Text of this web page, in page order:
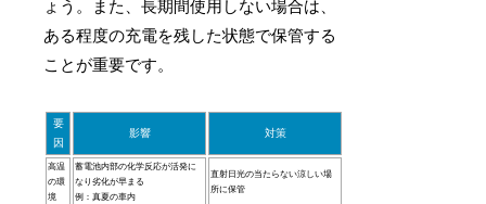
ょう。また、長期間使用しない場合は、
ある程度の充電を残した状態で保管する
ことが重要です。
要
因
影響 対策
高温
の環
境
蓄電池内部の化学反応が活発に
なり劣化が早まる
例：真夏の車内
直射日光の当たらない涼しい場
所に保管